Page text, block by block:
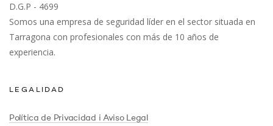
D.G.P - 4699
Somos una empresa de seguridad líder en el sector situada en
Tarragona con profesionales con más de 10 años de
experiencia.
LEGALIDAD
Política de Privacidad i Aviso Legal